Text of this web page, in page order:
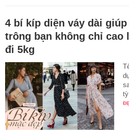
4 bí kíp diện váy dài
trông bạn không chỉ cao
đi 5kg
tỳ